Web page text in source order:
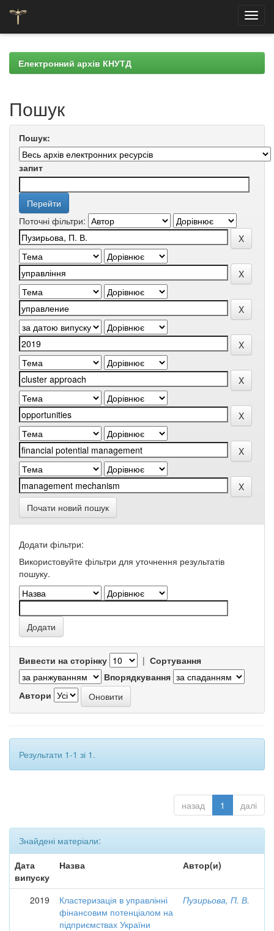
navigationЕлектронний архів КНУТД
Пошук
Пошук:
запит
Поточні фільтри:
Почати новий пошук
Додати фільтри:
Використовуйте фільтри для уточнення результатів
пошуку.
Вивести на сторінку | Сортування
Впорядкування
Автори
Результати 1-1 зі 1.
назад 1 далі
Знайдені матеріали:
Дата
випуску
Назва Автор(и)
2019
Кластеризація в управлінні
фінансовим потенціалом на
підприємствах України
Пузирьова, П. В.